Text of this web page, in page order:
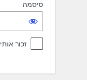
סיסמה
זכור אותי